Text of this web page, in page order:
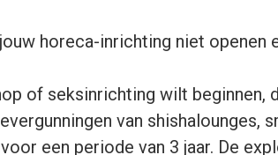
horeca-inrichting niet openen
of seksinrichting wilt beginnen,
van shishalounges,
een periode van 3 jaar. De